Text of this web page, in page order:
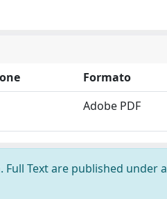
Formato
Adobe PDF
Text are published under a